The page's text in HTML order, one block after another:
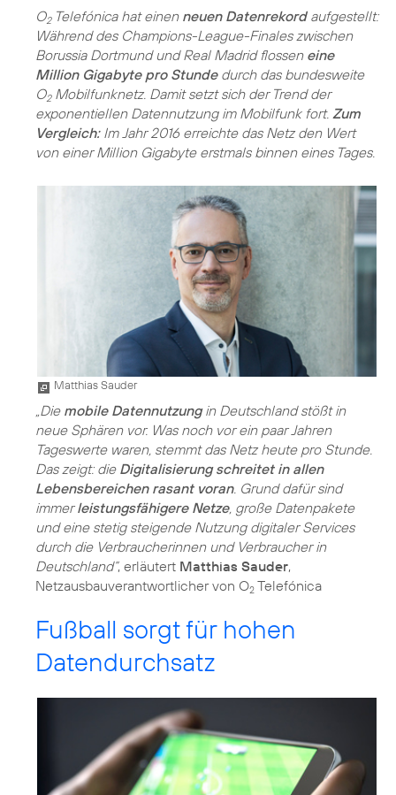
O2Telefónica hat einen neuen Datenrekordaufgestellt:
Während des Champions-League-Finales zwischen
Borussia Dortmund und Real Madrid flossen eine
Million Gigabyte pro Stundedurch das bundesweite
O2Mobilfunknetz. Damit setzt sich der Trend der
exponentiellen Datennutzung im Mobilfunk fort. Zum
Vergleich:Im Jahr 2016 erreichte das Netz den Wert
von einer Million Gigabyte erstmals binnen eines Tages.
Matthias Sauder
„Die mobile Datennutzungin Deutschland stößt in
neue Sphären vor. Was noch vor ein paar Jahren
Tageswerte waren, stemmt das Netz heute pro Stunde.
Das zeigt: die Digitalisierung schreitet in allen
Lebensbereichen rasant voran. Grund dafür sind
immerleistungsfähigere Netze, große Datenpakete
und eine stetig steigende Nutzung digitaler Services
durch die Verbraucherinnen und Verbraucher in
Deutschland“, erläutert Matthias Sauder,
Netzausbauverantwortlicher von O2 Telefónica
Fußball sorgt für hohen
Datendurchsatz